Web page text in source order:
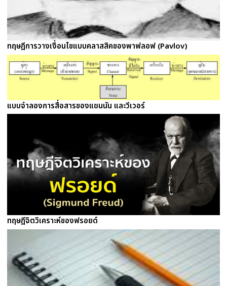
ทฤษฎีการวางเงื่อนไขแบบคลาสสิคของพาฟลอฟ (Pavlov)
แบบจำลองการสื่อสารของแชนนัน และวีเวอร์
ทฤษฎีจิตวิเคราะห์ของฟรอยด์